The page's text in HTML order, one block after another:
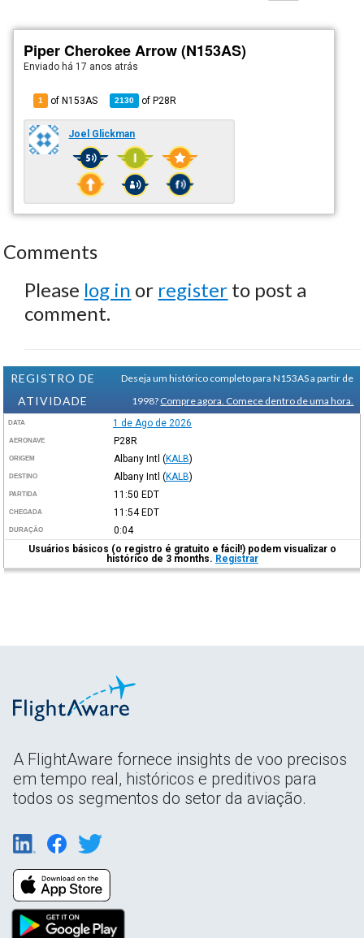
Piper Cherokee Arrow (N153AS)
Enviado há 17 anos atrás
1 of N153AS 2130 ofP28R
Joel Glickman
Comments
Please log in or register to post a
comment.
REGISTRO DE
ATIVIDADE
Deseja um histórico completo para N153AS a partir de
1998? Compre agora. Comece dentro de uma hora.
DATA 1 de Ago de 2026
AERONAVE P28R
ORIGEM Albany Intl (KALB)
DESTINO Albany Intl (KALB)
PARTIDA 11:50 EDT
CHEGADA 11:54EDT
DURAÇÃO
0:04
Usuários básicos (o registro é gratuito e fácil!) podem visualizar o
histórico de 3 months. Registrar
A FlightAware fornece insights de voo precisos
em tempo real, históricos e preditivos para
todos os segmentos do setor da aviação.